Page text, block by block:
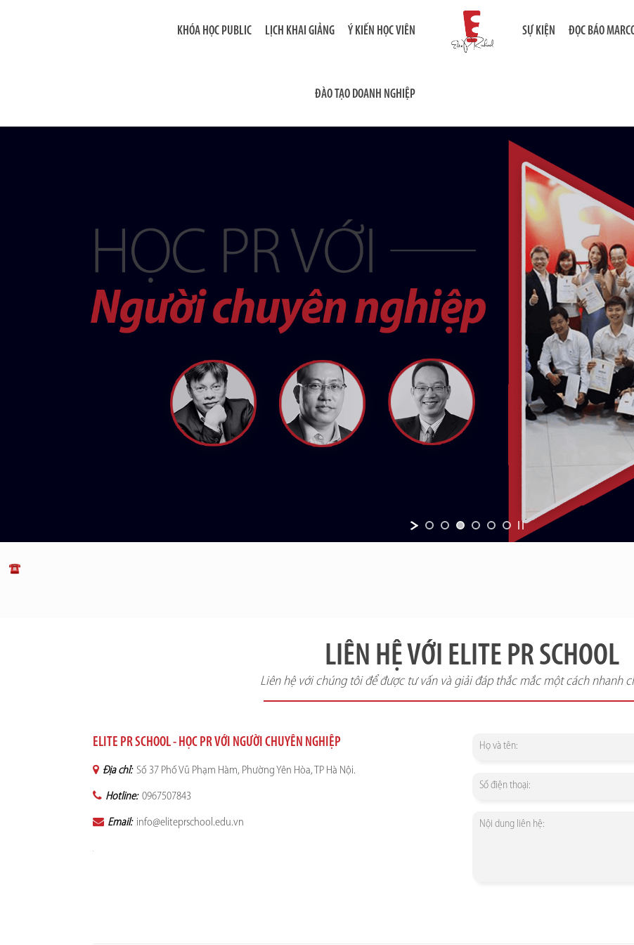
KHÓA HỌC PUBLIC LỊCH KHAI GIẢNG Ý KIẾN HỌC VIÊN
ĐÀO TẠO DOANH NGHIỆP
SỰ KIỆN ĐỌC BÁO
LIÊN HỆ VỚI ELITE PR SCHOOL
Liên hệ với chúng tôi để được tư vấn và giải đáp thắc mắc một cách nhanh
ELITE PR SCHOOL - HỌC PR VỚI NGƯỜI CHUYÊN NGHIỆP
Địa chỉ: Số 37 Phố Vũ Phạm Hàm, Phường Yên Hòa, TP Hà Nội.
Hotline: 0967507843
Email: info@eliteprschool.edu.vn